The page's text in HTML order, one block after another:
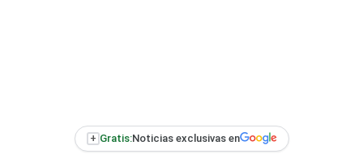
+ Gratis:Noticias exclusivas en